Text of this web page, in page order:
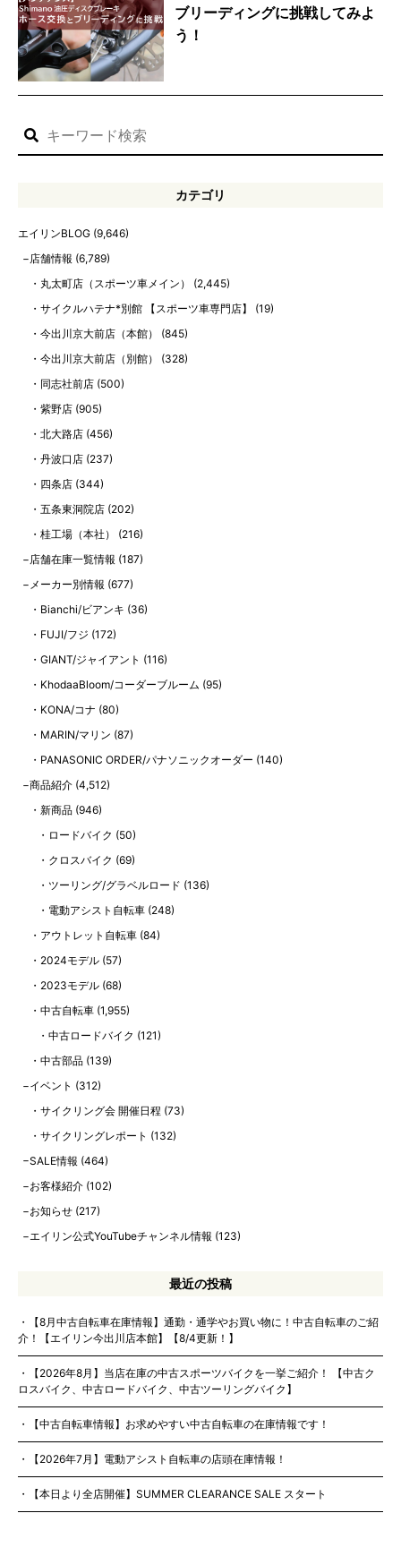
ブリーディングに挑戦してみよ
う！
カテゴリ
エイリンBLOG (9,646)
店舗情報 (6,789)
丸太町店（スポーツ車メイン）
(2,445)
サイクルハテナ*別館 【スポーツ車専門店】
(19)
今出川京大前店（本館）
(845)
今出川京大前店（別館）
(328)
同志社前店 (500)
紫野店 (905)
北大路店 (456)
丹波口店 (237)
四条店 (344)
五条東洞院店 (202)
桂工場（本社）
(216)
店舗在庫一覧情報 (187)
メーカー別情報 (677)
Bianchi/ビアンキ (36)
FUJI/フジ (172)
GIANT/ジャイアント (116)
KhodaaBloom/コーダーブルーム (95)
KONA/コナ (80)
MARIN/マリン (87)
PANASONIC ORDER/パナソニックオーダー (140)
商品紹介 (4,512)
新商品 (946)
ロードバイク (50)
クロスバイク (69)
ツーリング/グラベルロード (136)
電動アシスト自転車(248)
アウトレット自転車 (84)
2024モデル (57)
2023モデル (68)
中古自転車 (1,955)
中古ロードバイク (121)
中古部品 (139)
イベント (312)
サイクリング会 開催日程 (73)
サイクリングレポート (132)
SALE情報 (464)
お客様紹介 (102)
お知らせ (217)
エイリン公式YouTubeチャンネル情報 (123)
最近の投稿
【8月中古自転車在庫情報】通勤・通学やお買い物に！中古自転車のご紹
介！【エイリン今出川店本館】【8/4更新！】
【2026年8月】当店在庫の中古スポーツバイクを一挙ご紹介！ 【中古ク
ロスバイク、中古ロードバイク、中古ツーリングバイク】
【中古自転車情報】お求めやすい中古自転車の在庫情報です！
【2026年7月】電動アシスト自転車の店頭在庫情報！
【本日より全店開催】SUMMER CLEARANCE SALE スタート